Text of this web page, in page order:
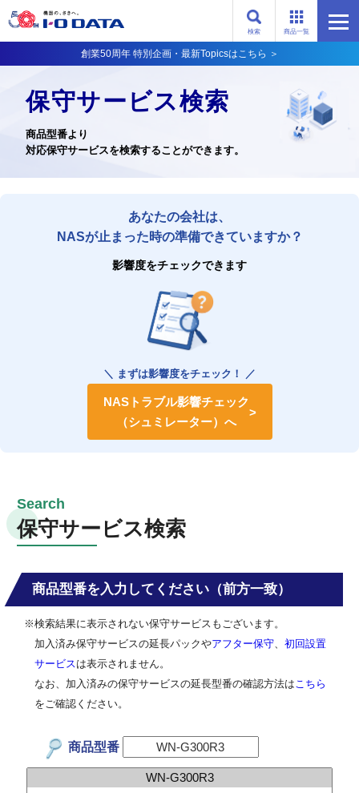
商品一覧
検索
創業50周年 特別企画・最新Topicsはこちら ＞
保守サービス検索
商品型番より
対応保守サービスを検索することができます。
あなたの会社は、
NASが止まった時の準備できていますか？
影響度をチェックできます
＼ まずは影響度をチェック！ ／
NASトラブル影響チェック
（シュミレーター）へ
保守サービス検索
商品型番を入力してください（前方一致）
※検索結果に表示されない保守サービスもございます。
加入済み保守サービスの延長パックやアフター保守
初回設置
サービス は表示されません。
なお、加入済みの保守サービスの延長型番の確認方法は こちら
をご確認ください。
商品型番